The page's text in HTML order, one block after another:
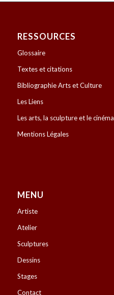
RESSOURCES
Glossaire
Textes et citations
Bibliographie Arts et Culture
Les Liens
Les arts, la sculpture et le cinéma
Mentions Légales
MENU
Artiste
Atelier
Sculptures
Dessins
Stages
Contact